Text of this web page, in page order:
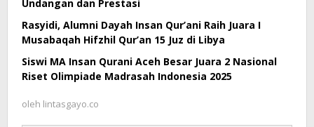
Undangan dan Prestasi
Rasyidi, Alumni Dayah Insan Qur’ani Raih Juara I
Musabaqah Hifzhil Qur’an 15 Juz di Libya
Siswi MA Insan Qurani Aceh Besar Juara 2 Nasional
Riset Olimpiade Madrasah Indonesia 2025
oleh lintasgayo.co